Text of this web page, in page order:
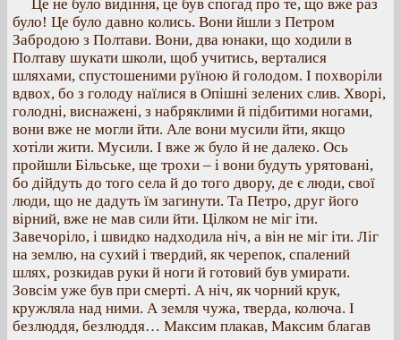
Це не було видіння, це був спогад про те, що вже раз
було! Це було давно колись. Вони йшли з Петром
Забродою з Полтави. Вони, два юнаки, що ходили в
Полтаву шукати школи, щоб учитись, верталися
шляхами, спустошеними руїною й голодом. І похворіли
вдвох, бо з голоду наїлися в Опішні зелених слив. Хворі,
голодні, виснажені, з набряклими й підбитими ногами,
вони вже не могли йти. Але вони мусили йти, якщо
хотіли жити. Мусили. І вже ж було й не далеко. Ось
пройшли Більське, ще трохи – і вони будуть урятовані,
бо дійдуть до того села й до того двору, де є люди, свої
люди, що не дадуть їм загинути. Та Петро, друг його
вірний, вже не мав сили йти. Цілком не міг іти.
Завечоріло, і швидко надходила ніч, а він не міг іти. Ліг
на землю, на сухий і твердий, як черепок, спалений
шлях, розкидав руки й ноги й готовий був умирати.
Зовсім уже був при смерті. А ніч, як чорний крук,
кружляла над ними. А земля чужа, тверда, колюча. І
безлюддя, безлюддя… Максим плакав, Максим благав